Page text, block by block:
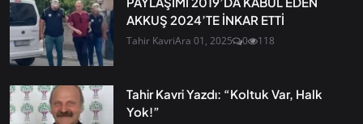
AKKUŞ 2024’TE İNKAR ETTİ
Tahir KavriAra 01, 2025 0 118
Tahir Kavri Yazdı: “Koltuk Var, Halk
Yok!”